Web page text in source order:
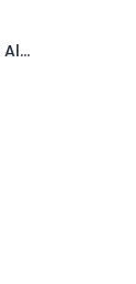
Cazadora Económica Alta Visibilidad Amarillo Ref. 388CFEYF